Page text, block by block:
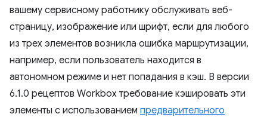
вашему сервисному работнику обслуживать веб-
страницу, изображение или шрифт, если для любого
из трех элементов возникла ошибка маршрутизации,
например, если пользователь находится в
автономном режиме и нет попадания в кэш. В версии
6.1.0 рецептов Workbox требование кэшировать эти
элементы с использованием предварительного